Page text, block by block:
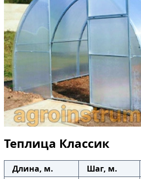
Теплица Классик
Длина, м. Шаг, м.